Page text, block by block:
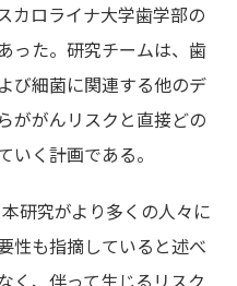
カロライナ大学歯学部の
った。研究チームは、歯
び細菌に関連する他のデ
ががんリスクと直接どの
いく計画である。
研究がより多くの人々に
性も指摘していると述べ
く、伴って生じるリスク